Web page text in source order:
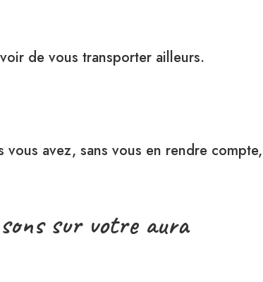
de vous transporter ailleurs.
avez, sans vous en rendre compte,
sur votre aura